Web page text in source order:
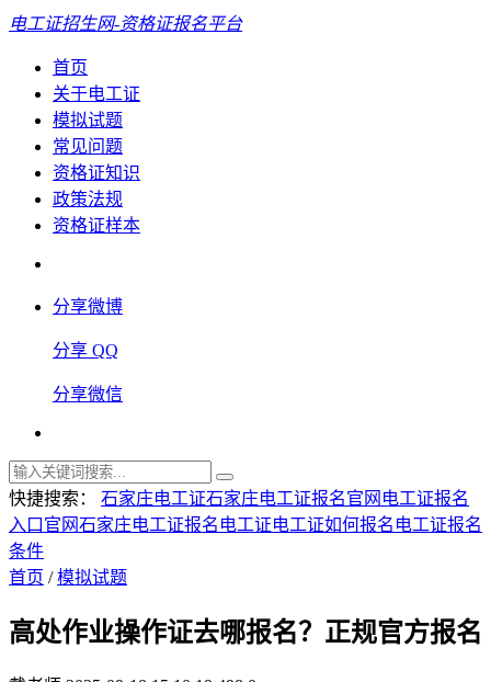
电工证招生网-资格证报名平台
首页
关于电工证
模拟试题
常见问题
资格证知识
政策法规
资格证样本
分享微博
分享 QQ
分享微信
快捷搜索： 石家庄电工证石家庄电工证报名官网 电工证报名
入口官网石家庄电工证报名 电工证电工证如何报名 电工证报名
条件
首页 /模拟试题
高处作业操作证去哪报名？正规官方报名